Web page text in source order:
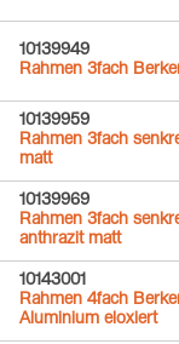
10139949
Rahmen 3fach
10139959
Rahmen 3fach
matt
10139969
Rahmen 3fach
anthrazit matt
10143001
Rahmen 4fach
Aluminium eloxiert